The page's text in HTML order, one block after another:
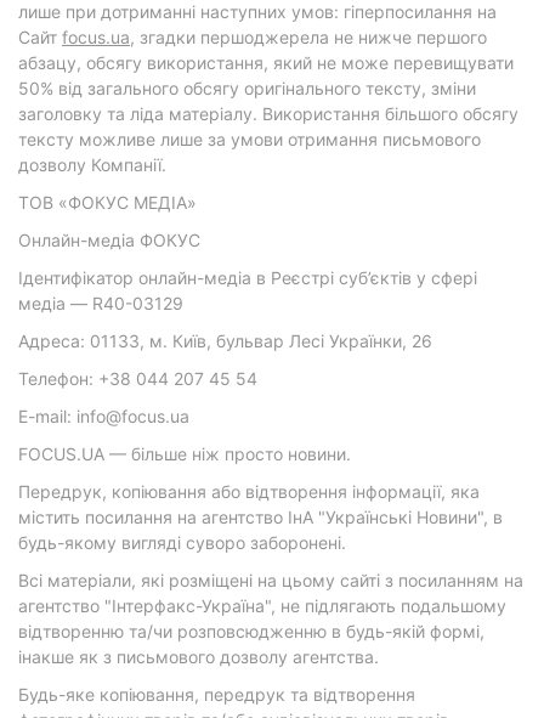
лише при дотриманні наступних умов: гіперпосилання на
Cайт focus.ua, згадки першоджерела не нижче першого
абзацу, обсягу використання, який не може перевищувати
50% від загального обсягу оригінального тексту, зміни
заголовку та ліда матеріалу. Використання більшого обсягу
тексту можливе лише за умови отримання письмового
дозволу Компанії.
ТОВ «ФОКУС МЕДІА»
Онлайн-медіа ФОКУС
Ідентифікатор онлайн-медіа в Реєстрі суб’єктів у сфері
медіа — R40-03129
Адреса: 01133, м. Київ, бульвар Лесі Українки, 26
Телефон: +38 044 207 45 54
E-mail: info@focus.ua
FOCUS.UA — більше ніж просто новини.
Передрук, копіювання або відтворення інформації, яка
містить посилання на агентство ІнА "Українські Новини", в
будь-якому вигляді суворо заборонені.
Всі матеріали, які розміщені на цьому сайті з посиланням на
агентство "Інтерфакс-Україна", не підлягають подальшому
відтворенню та/чи розповсюдженню в будь-якій формі,
інакше як з письмового дозволу агентства.
Будь-яке копіювання, передрук та відтворення